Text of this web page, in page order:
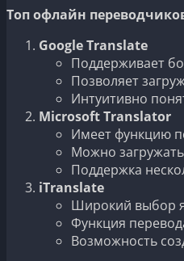
Топ офлайн
Google Translate
Поддерживает
Позволяет
Интуитивно
Microsoft Translator
Имеет функцию
Можно
Поддержка
iTranslate
Широкий выбор
Функция
Возможность